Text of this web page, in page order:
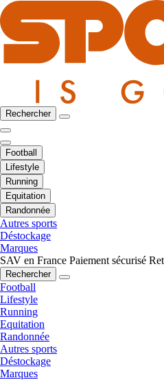
Rechercher
Football
Lifestyle
Running
Equitation
Randonnée
Autres sports
Déstockage
Marques
SAV en France Paiement sécurisé
Rechercher
Football
Lifestyle
Running
Equitation
Randonnée
Autres sports
Déstockage
Marques